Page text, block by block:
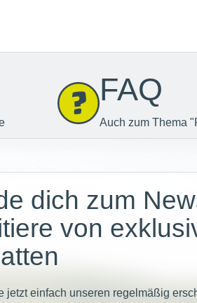
FAQ
Auch zum Thema
dich zum
von
jetzt einfach unseren regelmäßig